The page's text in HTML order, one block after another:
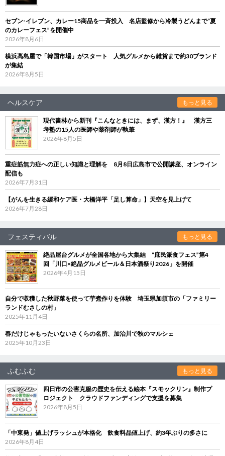
セブン‐イレブン、カレー15商品を一斉投入 名店監修から冷製うどんまで“夏
のカレーフェス”を開催中
2026年8月6日
横浜高島屋で「韓国市場」がスタート 人気グルメから雑貨まで約30ブランド
が集結
2026年8月5日
ヘルスケア もっと見る
現代書林から新刊『こんなときには、まず、漢方！』 漢方三
考塾の15人の医師や薬剤師が執筆
2026年8月5日
重症筋無力症への正しい知識と理解を 8月8日広島市で公開講座、オンライン
配信も
2026年7月31日
【がんを生きる緩和ケア医・大橋洋平「足し算命」】天空を見上げて
2026年7月28日
フェスティバル もっと見る
絶品屋台グルメが全国各地から大集結 “庶民派食フェス”第4
回「川口×絶品グルメビール＆日本酒祭り2026」を開催
2026年4月15日
自分で収穫した秋野菜を使って芋煮作りを体験 埼玉県加須市の「ファミリー
ランドむさしの村」
2025年11月4日
春だけじゃもったいないさくらの名所、加治川で秋のマルシェ
2025年10月23日
ふむふむ もっと見る
四日市の公害克服の歴史を伝える絵本『スモックリン』制作プ
ロジェクト クラウドファンディングで支援を募集
2026年8月5日
「中東発」値上げラッシュが本格化 飲食料品値上げ、約3年ぶりの多さに
2026年8月4日